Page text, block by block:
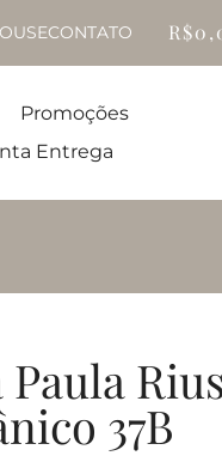
CONTATO R$
Promoções
Entrega
37B